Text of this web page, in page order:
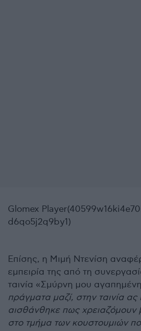
Glomex
d6qo5j2q9by1)
Επίσης, η Μιμή Ντενίση
εμπειρία της από τη
ταινία «Σμύρνη μου
πράγματα μαζί, στην ταινία
αισθάνθηκε πως χρειαζόμουν
στο τμήμα των κουστουμιών